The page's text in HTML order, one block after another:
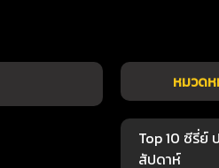
หมวด
Top 10 ซีรี่ย์
สัปดาห์